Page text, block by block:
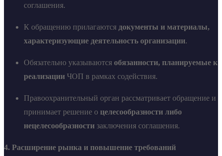
соглашения.
К обращению прилагаются документы и материалы,
характеризующие деятельность организации.
Обязательно указываются обязанности, планируемые к
реализации ЧОП в рамках содействия.
Правоохранительный орган рассматривает обращение и
принимает решение о целесообразности либо
нецелесообразности заключения соглашения.
4. Расширение рынка и повышение требований